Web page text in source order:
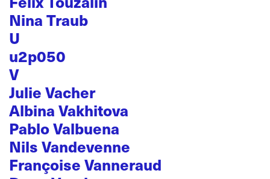
Nina Traub
U
u2p050
V
Julie Vacher
Albina Vakhitova
Pablo Valbuena
Nils Vandevenne
Françoise Vanneraud